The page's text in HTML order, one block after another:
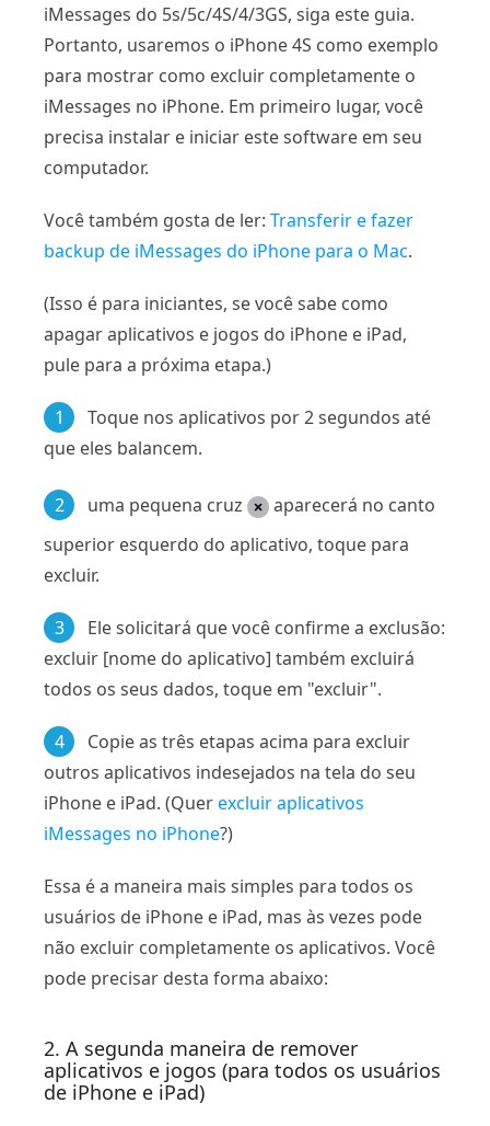
iMessages do 5s/5c/4S/4/3GS, siga este guia.
Portanto, usaremos o iPhone 4S como exemplo
para mostrar como excluir completamente o
iMessages no iPhone. Em primeiro lugar, você
precisa instalar e iniciar este software em seu
computador.
Você também gosta de ler: Transferir e fazer
backup de iMessages do iPhone para o Mac.
(Isso é para iniciantes, se você sabe como
apagar aplicativos e jogos do iPhone e iPad,
pule para a próxima etapa.)
1
Toque nos aplicativos por 2 segundos até
que eles balancem.
2 uma pequena cruz
aparecerá no canto
superior esquerdo do aplicativo, toque para
excluir.
3
Ele solicitará que você confirme a exclusão:
excluir [nome do aplicativo] também excluirá
todos os seus dados, toque em "excluir".
4
Copie as três etapas acima para excluir
outros aplicativos indesejados na tela do seu
iPhone e iPad. (Querexcluir aplicativos
iMessages no iPhone?)
Essa é a maneira mais simples para todos os
usuários de iPhone e iPad, mas às vezes pode
não excluir completamente os aplicativos. Você
pode precisar desta forma abaixo:
2. A segunda maneira de remover
aplicativos e jogos (para todos os usuários
de iPhone e iPad)